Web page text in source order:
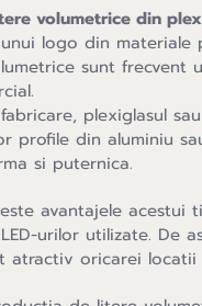
volumetrice din
logo din materiale
sunt frecvent
plexiglasul
profile din aluminiu
si puternica.
avantajele
urilor utilizate. De
atractiv oricarei